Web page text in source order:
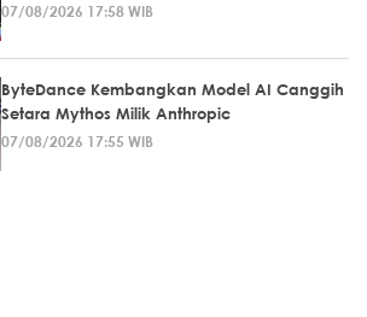
07/08/2026 17:58 WIB
ByteDance Kembangkan Model AI Canggih
Setara Mythos Milik Anthropic
07/08/2026 17:55 WIB